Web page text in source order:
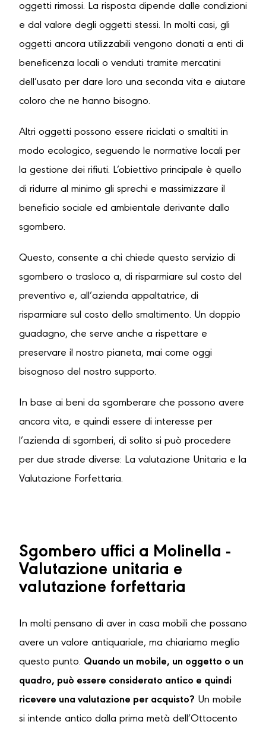
oggetti rimossi. La risposta dipende dalle condizioni
e dal valore degli oggetti stessi. In molti casi, gli
oggetti ancora utilizzabili vengono donati a enti di
beneficenza locali o venduti tramite mercatini
dell’usato per dare loro una seconda vita e aiutare
coloro che ne hanno bisogno.
Altri oggetti possono essere riciclati o smaltiti in
modo ecologico, seguendo le normative locali per
la gestione dei rifiuti. L’obiettivo principale è quello
di ridurre al minimo gli sprechi e massimizzare il
beneficio sociale ed ambientale derivante dallo
sgombero.
Questo, consente a chi chiede questo servizio di
sgombero o trasloco a, di risparmiare sul costo del
preventivo e, all’azienda appaltatrice, di
risparmiare sul costo dello smaltimento. Un doppio
guadagno, che serve anche a rispettare e
preservare il nostro pianeta, mai come oggi
bisognoso del nostro supporto.
In base ai beni da sgomberare che possono avere
ancora vita, e quindi essere di interesse per
l’azienda di sgomberi, di solito si può procedere
per due strade diverse: La valutazione Unitaria e la
Valutazione Forfettaria.
Sgombero uffici a Molinella -
Valutazione unitaria e
valutazione forfettaria
In molti pensano di aver in casa mobili che possano
avere un valore antiquariale, ma chiariamo meglio
questo punto. Quando un mobile, un oggetto o un
quadro, può essere considerato antico e quindi
ricevere una valutazione per acquisto? Un mobile
si intende antico dalla prima metà dell’Ottocento